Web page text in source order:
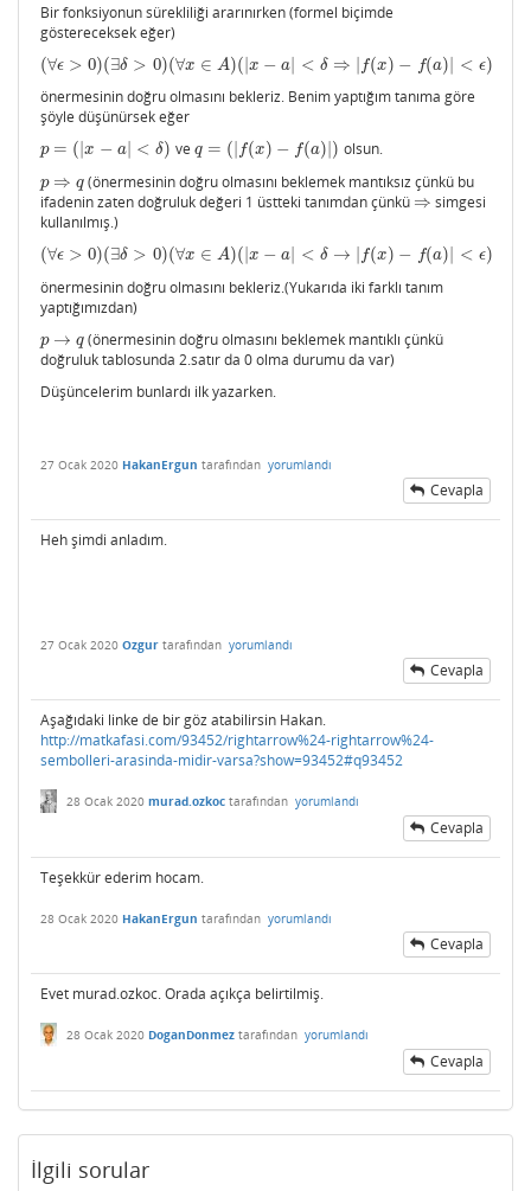
Bir fonksiyonun sürekliliği ararınırken (formel biçimde
göstereceksek eğer)
(∀ϵ > 0)(∃δ > 0)(∀x ∈ A)( x − a < δ ⇒ f(x) − f(a) < ϵ)
(∀ϵ> 0) ∃δ>0)( ∀x ∈A)(|x− a|<δ⇒ |f x) −f( )| <ϵ
önermesinin doğru olmasını bekleriz. Benim yaptığım tanıma göre
şöyle düşünürsek eğer
p = ( |x − a| < δ)
p=(| x −a |<δ) ve q = ( f(x) − f(a) )
q=(| f( )−f(a) |) olsun.
p ⇒ q
p⇒q
(önermesinin doğru olmasını beklemek mantıksız çünkü bu
ifadenin zaten doğruluk değeri 1 üstteki tanımdan çünkü ⇒
⇒ simgesi
kullanılmış.)
(∀ϵ > 0)(∃δ > 0)(∀x ∈ A)( x − a < δ → f(x) − f(a) < ϵ)
(∀ϵ> 0) ∃δ>0)( ∀x ∈A)(|x− a|<δ→ |f (x) −f a)| <ϵ )
önermesinin doğru olmasını bekleriz.(Yukarıda iki farklı tanım
yaptığımızdan)
p → q
p→q
(önermesinin doğru olmasını beklemek mantıklı çünkü
doğruluk tablosunda 2.satır da 0 olma durumu da var)
Düşüncelerim bunlardı ilk yazarken.
27 Ocak 2020 HakanErgun tarafından yorumlandı
Cevapla
Heh şimdi anladım.
27 Ocak 2020 Ozgur tarafından yorumlandı
Cevapla
Aşağıdaki linke de bir göz atabilirsin Hakan.
http://matkafasi.com/93452/rightarrow%24-rightarrow%24-
sembolleri-arasinda-midir-varsa?show=93452#q93452
28 Ocak 2020 murad.ozkoc tarafından yorumlandı
Cevapla
Teşekkür ederim hocam.
28 Ocak 2020 HakanErgun tarafından yorumlandı
Cevapla
Evet murad.ozkoc. Orada açıkça belirtilmiş.
28 Ocak 2020 DoganDonmez tarafından yorumlandı
Cevapla
İlgili sorular